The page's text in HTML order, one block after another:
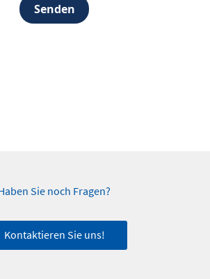
Senden
Sie noch Fragen?
Kontaktieren Sie uns!